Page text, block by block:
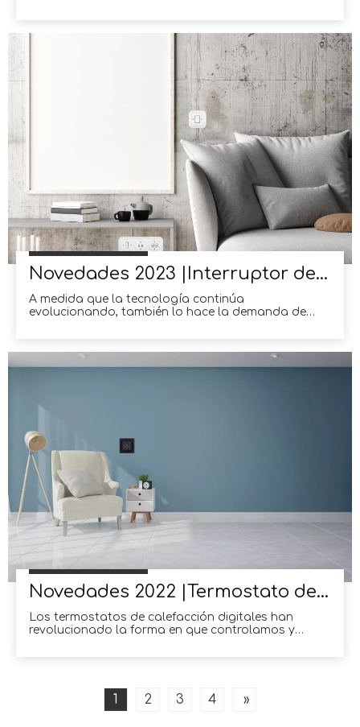
avances tecnológicos.Entre los muchos desarrollos
interesantes, uno que ha llamado la atención de los
expertos de la industria desde hace
Novedades 2023 |Interruptor de botón cuadrado
A medida que la tecnología continúa
evolucionando, también lo hace la demanda de
hogar y la oficina, los interruptores de botón
Novedades 2022 |Termostato de calefacción digital
Los termostatos de calefacción digitales han
revolucionado la forma en que controlamos y
conveniente y eficiente para mantener un confort
óptimo.mientras caminamos
1 2 3 4 »